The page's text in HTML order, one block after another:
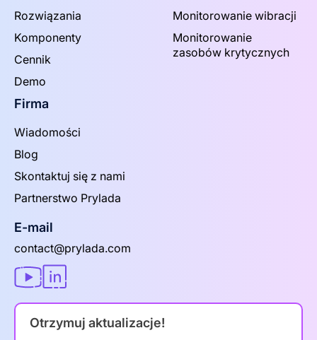
Rozwiązania
Komponenty
Cennik
Demo
Monitorowanie wibracji
Monitorowanie
zasobów krytycznych
Firma
Wiadomości
Blog
Skontaktuj się z nami
Partnerstwo Prylada
E-mail
contact@prylada.com
Otrzymuj aktualizacje!